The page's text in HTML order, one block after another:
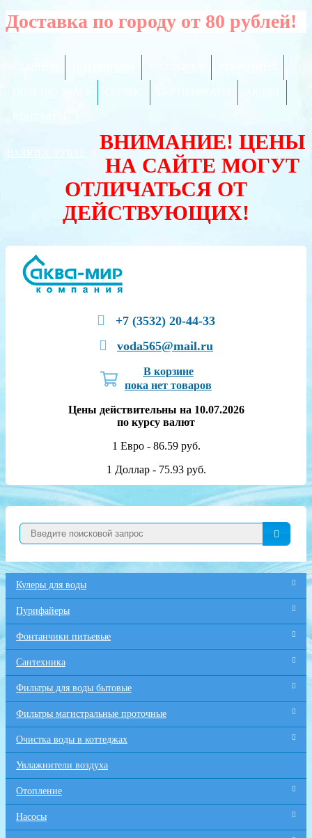
Доставка по городу от 80 рублей!
ВАЛЮТА:
ВНИМАНИЕ! ЦЕНЫ
НА САЙТЕ МОГУТ
ОТЛИЧАТЬСЯ ОТ
ДЕЙСТВУЮЩИХ!
+7 (3532) 20-44-33
voda565@mail.ru
В корзине
пока нет товаров
Цены действительны на 10.07.2026
по курсу валют
1 Евро - 86.59 руб.
1 Доллар - 75.93 руб.
Кулеры для воды
Пурифайеры
Фонтанчики питьевые
Сантехника
Фильтры для воды бытовые
Фильтры магистральные проточные
Очистка воды в коттеджах
Увлажнители воздуха
Отопление
Насосы